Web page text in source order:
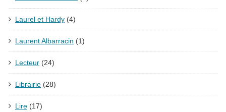
Laurel et Hardy (4)
Laurent Albarracin (1)
Lecteur (24)
Librairie (28)
Lire (17)